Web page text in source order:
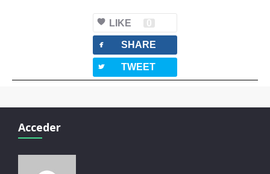
LIKE 0
facebook SHARE
twitterbird TWEET
Acceder